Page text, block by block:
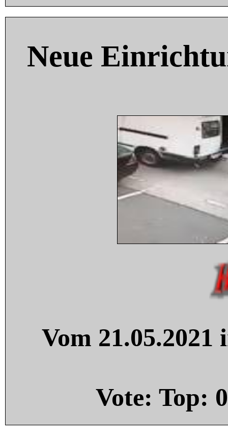
Neue
Vom
Vote: Top: 0